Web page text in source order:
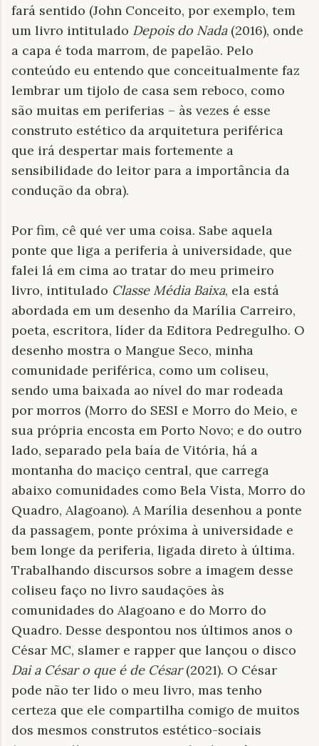
fará sentido (John Conceito, por exemplo, tem
um livro intitulado Depois do Nada(2016), onde
a capa é toda marrom, de papelão. Pelo
conteúdo eu entendo que conceitualmente faz
lembrar um tijolo de casa sem reboco, como
são muitas em periferias – às vezes é esse
construto estético da arquitetura periférica
que irá despertar mais fortemente a
sensibilidade do leitor para a importância da
condução da obra).
Por fim, cê qué ver uma coisa. Sabe aquela
ponte que liga a periferia à universidade, que
falei lá em cima ao tratar do meu primeiro
livro, intitulado Classe Média Baixa, ela está
abordada em um desenho da Marília Carreiro,
poeta, escritora, líder da Editora Pedregulho. O
desenho mostra o Mangue Seco, minha
comunidade periférica, como um coliseu,
sendo uma baixada ao nível do mar rodeada
por morros (Morro do SESI e Morro do Meio, e
sua própria encosta em Porto Novo; e do outro
lado, separado pela baía de Vitória, há a
montanha do maciço central, que carrega
abaixo comunidades como Bela Vista, Morro do
Quadro, Alagoano). A Marília desenhou a ponte
da passagem, ponte próxima à universidade e
bem longe da periferia, ligada direto à última.
Trabalhando discursos sobre a imagem desse
coliseu faço no livro saudações às
comunidades do Alagoano e do Morro do
Quadro. Desse despontou nos últimos anos o
César MC, slamer e rapper que lançou o disco
Dai a César o que é de César(2021). O César
pode não ter lido o meu livro, mas tenho
certeza que ele compartilha comigo de muitos
dos mesmos construtos estético-sociais